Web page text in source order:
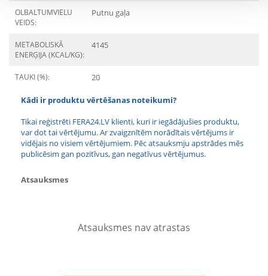
OLBALTUMVIELU
VEIDS:
Putnu gaļa
METABOLISKĀ
ENERĢIJA (KCAL/KG):
4145
TAUKI (%): 20
Kādi ir produktu vērtēšanas noteikumi?
Tikai reģistrēti FERA24.LV klienti, kuri ir iegādājušies produktu,
var dot tai vērtējumu. Ar zvaigznītēm norādītais vērtējums ir
vidējais no visiem vērtējumiem. Pēc atsauksmju apstrādes mēs
publicēsim gan pozitīvus, gan negatīvus vērtējumus.
Atsauksmes
Atsauksmes nav atrastas